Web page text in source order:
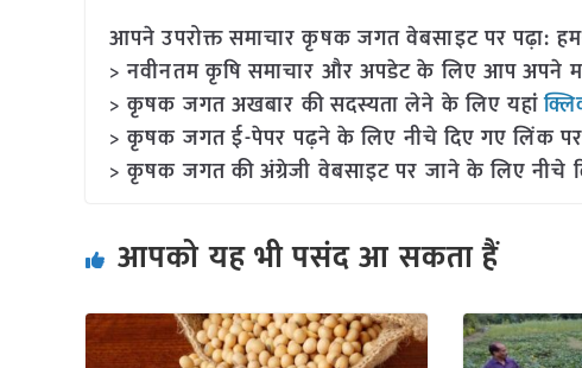
आपने उपरोक्त समाचार कृषक जगत वेबसाइट पर पढ़ा:
> नवीनतम कृषि समाचार और अपडेट के लिए आप अपने
> कृषक जगत अखबार की सदस्यता लेने के लिए यहां
> कृषक जगत ई-पेपर पढ़ने के लिए नीचे दिए गए लिंक
> कृषक जगत की अंग्रेजी वेबसाइट पर जाने के लिए नीचे
आपको यह भी पसंद आ सकता हैं